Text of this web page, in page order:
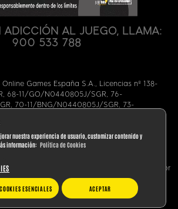
ADICCIÓN AL JUEGO, LLAMA:
900 533 788
Games España S.A., Licencias nº 138-
68-11/GO/N0440805J/SGR, 76-
70-11/BNG/N0440805J/SGR, 73-
71-11/POQ/N0440805J7SGR,
de evoke Plc.
S.A. es una sociedad inscrita en Ceuta;
Astray nº1, 51001, Ceuta, España.
Calle Almagro 9, 28010, Madrid.
de servicios de juego remoto en España por
España S.A. ha sido autorizada por la
del Juego.
nuestra experiencia de usuario, customizar contenido y
información: Política de Cookies
ESENCIALES ACEPTAR